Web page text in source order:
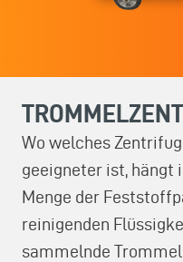
Wo welches
geeigneter ist, hängt
Menge der
reinigenden
sammelnde